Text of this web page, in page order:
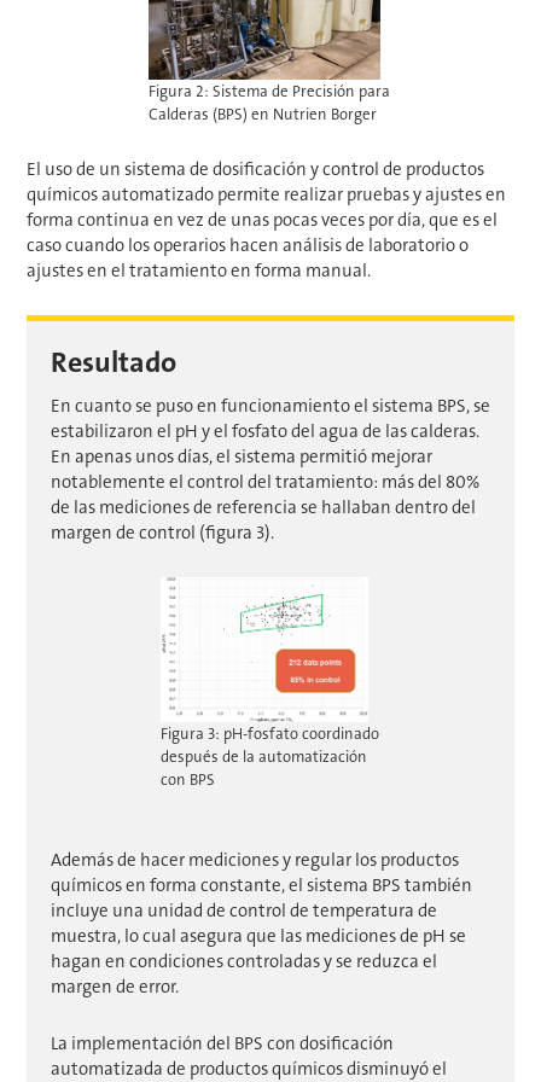
Figura 2: Sistema de Precisión para
Calderas (BPS) en Nutrien Borger
El uso de un sistema de dosificación y control de productos
químicos automatizado permite realizar pruebas y ajustes en
forma continua en vez de unas pocas veces por día, que es el
caso cuando los operarios hacen análisis de laboratorio o
ajustes en el tratamiento en forma manual.
Resultado
En cuanto se puso en funcionamiento el sistema BPS, se
estabilizaron el pH y el fosfato del agua de las calderas.
En apenas unos días, el sistema permitió mejorar
notablemente el control del tratamiento: más del 80%
de las mediciones de referencia se hallaban dentro del
margen de control (figura 3).
Figura 3: pH-fosfato coordinado
después de la automatización
con BPS
Además de hacer mediciones y regular los productos
químicos en forma constante, el sistema BPS también
incluye una unidad de control de temperatura de
muestra, lo cual asegura que las mediciones de pH se
hagan en condiciones controladas y se reduzca el
margen de error.
La implementación del BPS con dosificación
automatizada de productos químicos disminuyó el